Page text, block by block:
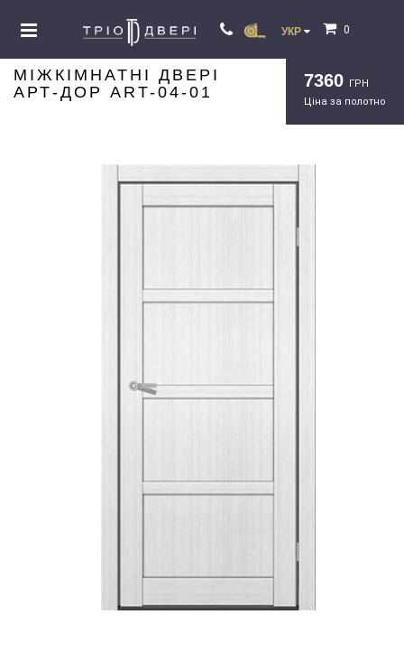
УКР 0
МІЖКІМНАТНІ ДВЕРІ
АРТ-ДОР ART-04-01
7360 ГРН
Ціна за полотно